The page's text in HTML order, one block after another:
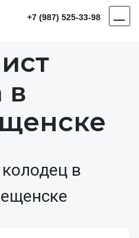
+7 (987) 525-33-98
в
в